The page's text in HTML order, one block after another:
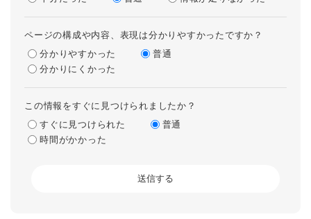
ページの構成や内容、表現は分かりやすかったですか？
分かりやすかった
普通
分かりにくかった
この情報をすぐに見つけられましたか？
すぐに見つけられた
普通
時間がかかった